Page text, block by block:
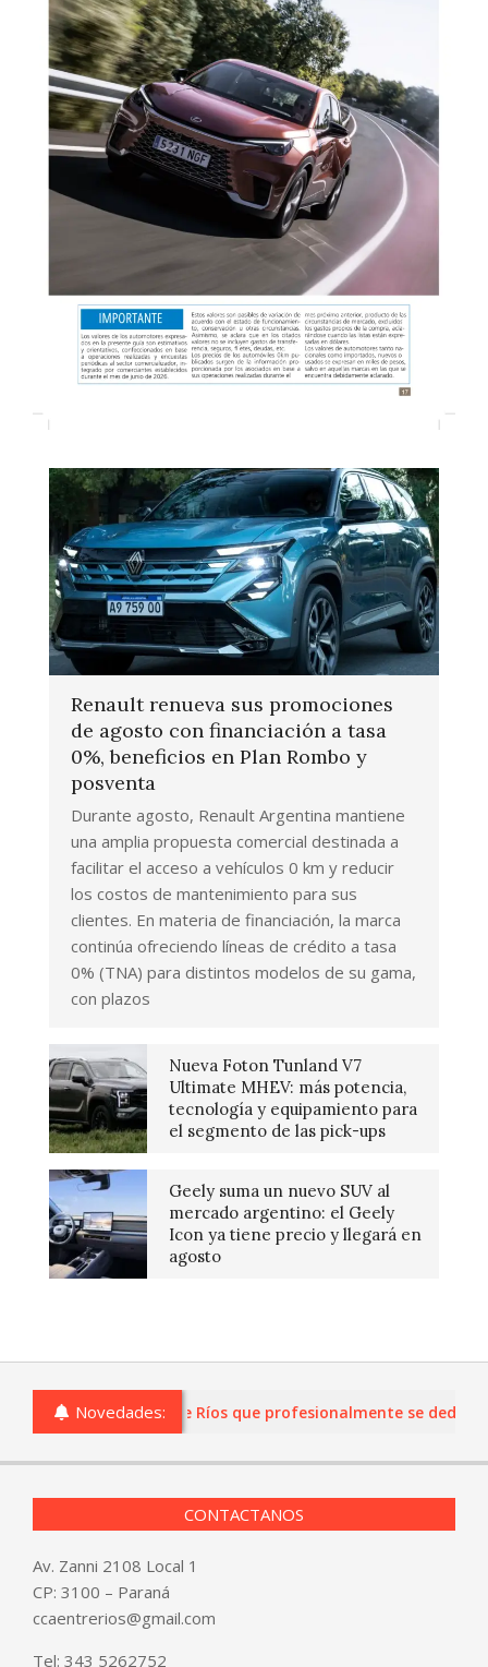
Renault renueva sus promociones
de agosto con financiación a tasa
0%, beneficios en Plan Rombo y
posventa
Durante agosto, Renault Argentina mantiene
una amplia propuesta comercial destinada a
facilitar el acceso a vehículos 0 km y reducir
los costos de mantenimiento para sus
clientes. En materia de financiación, la marca
continúa ofreciendo líneas de crédito a tasa
0% (TNA) para distintos modelos de su gama,
con plazos
Nueva Foton Tunland V7
Ultimate MHEV: más potencia,
tecnología y equipamiento para
el segmento de las pick-ups
Geely suma un nuevo SUV al
mercado argentino: el Geely
Icon ya tiene precio y llegará en
agosto
Novedades:
o comercios de Entre Ríos que profesionalmente se
CONTACTANOS
Av. Zanni 2108 Local 1
CP: 3100 – Paraná
ccaentrerios@gmail.com
Tel: 343 5262752